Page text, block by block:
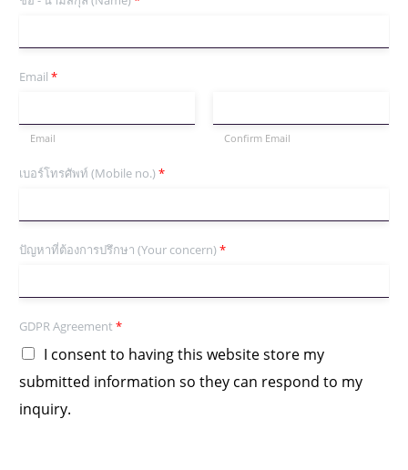
Email *
Email Confirm Email
เบอร์โทรศัพท์ (Mobile no.)*
ปัญหาที่ต้องการปรึกษา (Your concern)*
GDPR Agreement *
I consent to having this website store my
submitted information so they can respond to my
inquiry.